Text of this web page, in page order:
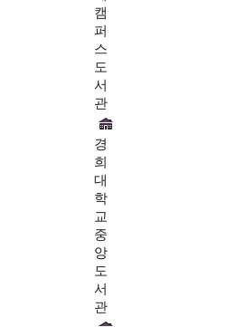
캠
퍼
스
도
서
관
경
희
대
학
교
중
앙
도
서
관